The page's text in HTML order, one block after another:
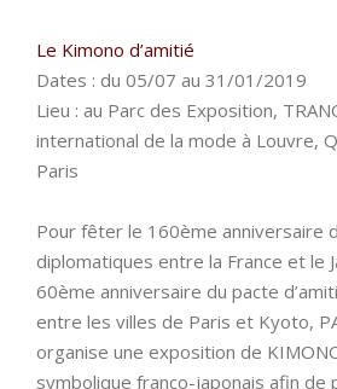
Le Kimono d’amitié
Dates : du 05/07 au 31/01/2019
Lieu : au Parc des Exposition,
international de la mode à Louvre,
Paris
Pour fêter le 160ème anniversaire
diplomatiques entre la France et le
60ème anniversaire du pacte
entre les villes de Paris et Kyoto,
organise une exposition de
symbolique franco-japonais afin de